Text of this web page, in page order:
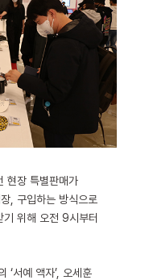
현장 특별판매가
, 구입하는 방식으로
위해 오전 9시부터
‘서예 액자’, 오세훈